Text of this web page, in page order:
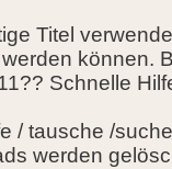
Titel
können.
Schnelle
/ tausche /
werden